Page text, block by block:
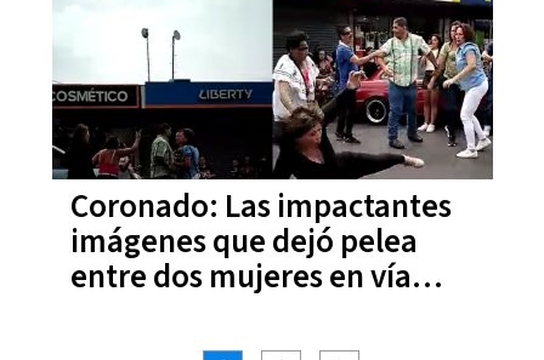
Coronado: Las impactantes
imágenes que dejó pelea
entre dos mujeres en vía